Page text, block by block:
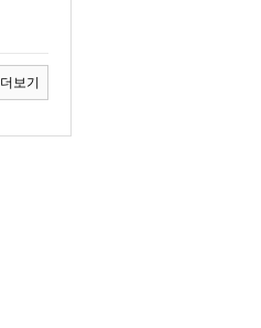
더보기